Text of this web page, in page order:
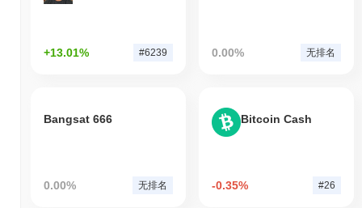
+13.01% #6239 0.00% 无排名
Bangsat 666
0.00% 无排名
Bitcoin Cash
-0.35% #26